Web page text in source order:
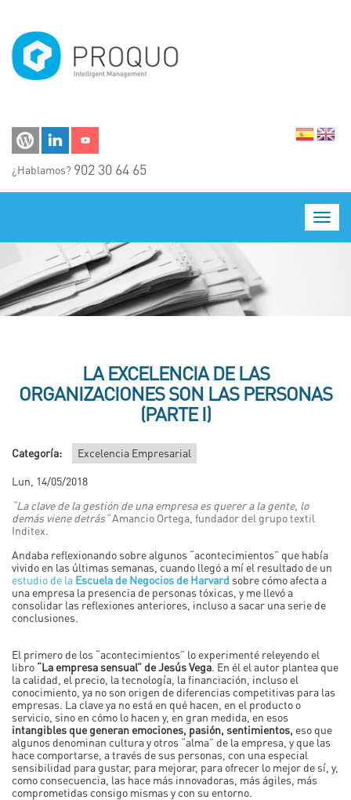
¿Hablamos? 902 30 64 65
LA EXCELENCIA DE LAS
ORGANIZACIONES SON LAS PERSONAS
(PARTE I)
Categoría:
Excelencia Empresarial
Lun, 14/05/2018
“La clave de la gestión de una empresa es querer a la gente, lo
demás viene detrás”Amancio Ortega, fundador del grupo textil
Inditex.
Andaba reflexionando sobre algunos “acontecimientos” que había
vivido en las últimas semanas, cuando llegó a mí el resultado de un
estudio de la Escuela de Negocios de Harvard sobre cómo afecta a
una empresa la presencia de personas tóxicas, y me llevó a
consolidar las reflexiones anteriores, incluso a sacar una serie de
conclusiones.
El primero de los “acontecimientos” lo experimenté releyendo el
libro “La empresa sensual” de Jesús Vega . En él el autor plantea que
la calidad, el precio, la tecnología, la financiación, incluso el
conocimiento, ya no son origen de diferencias competitivas para las
empresas. La clave ya no está en qué hacen, en el producto o
servicio, sino en cómo lo hacen y, en gran medida, en esos
intangibles que generan emociones, pasión, sentimientos, eso que
algunos denominan cultura y otros “alma” de la empresa, y que las
hace comportarse, a través de sus personas, con una especial
sensibilidad para gustar, para mejorar, para ofrecer lo mejor de sí, y,
como consecuencia, las hace más innovadoras, más ágiles, más
comprometidas consigo mismas y con su entorno.